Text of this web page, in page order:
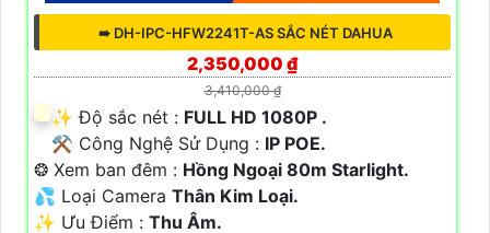
➠ DH-IPC-HFW2241T-AS SẮC NÉT DAHUA
2,350,000 ₫
3,410,000 ₫
✨ Độ sắc nét : FULL HD 1080P .
⚒ Công Nghệ Sử Dụng : IP POE.
❂ Xem ban đêm : Hồng Ngoại 80m Starlight.
💦 Loại Camera Thân Kim Loại.
️✨ Ưu Điểm : Thu Âm.